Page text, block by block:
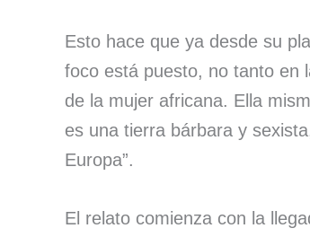
Esto hace que ya desde su
foco está puesto, no tanto en
de la mujer africana. Ella
es una tierra bárbara y
Europa”.
El relato comienza con la